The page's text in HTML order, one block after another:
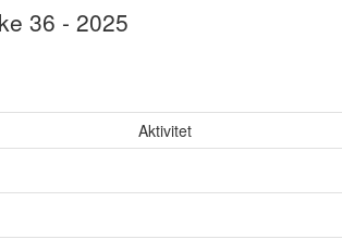
36 - 2025
Aktivitet